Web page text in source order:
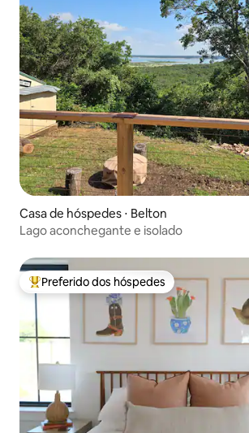
Casa de hóspedes ⋅ Belton
Lago aconchegante e isolado
Entre os melhores preferidos dos hóspedes
Preferido dos hóspedes